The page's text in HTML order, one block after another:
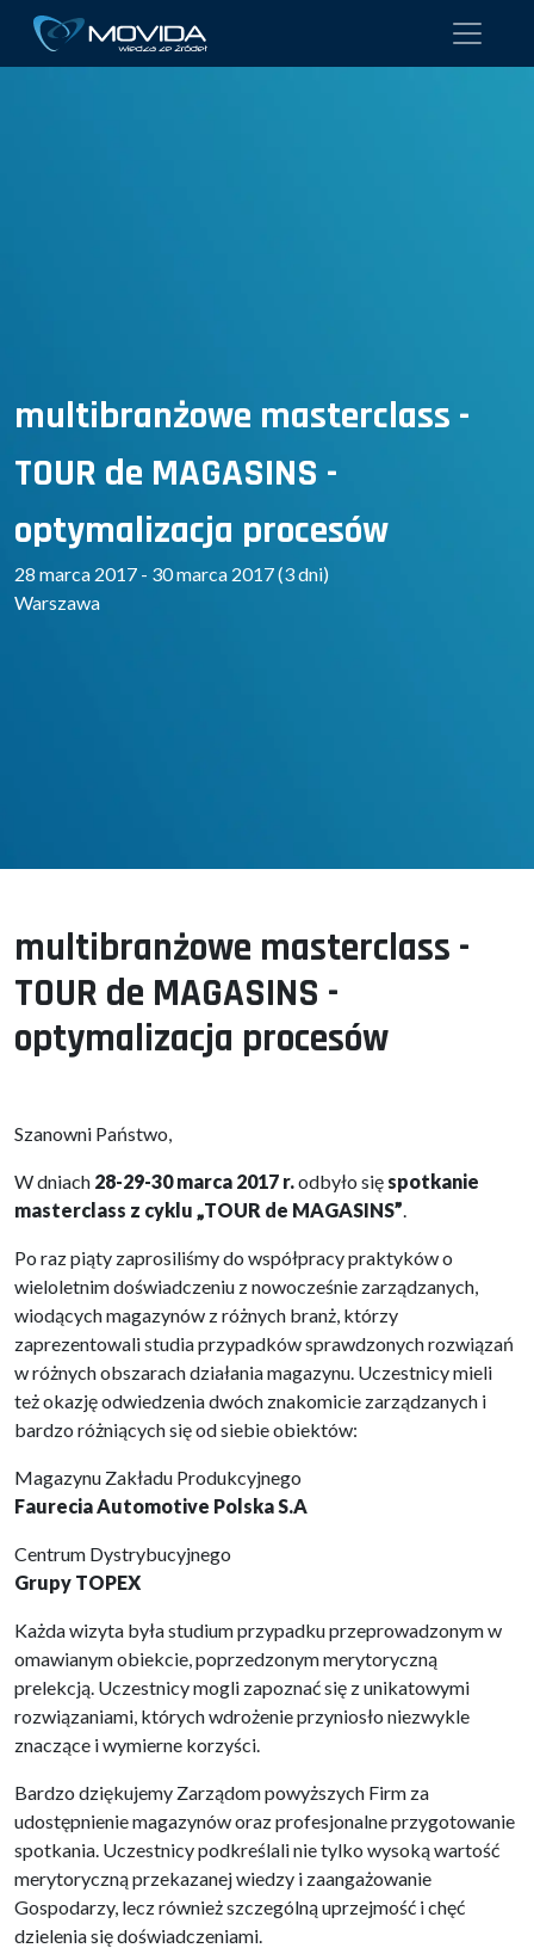
multibranżowe masterclass -
TOUR de MAGASINS -
optymalizacja procesów
28 marca 2017 - 30 marca 2017 (3 dni)
Warszawa
multibranżowe masterclass -
TOUR de MAGASINS -
optymalizacja procesów
Szanowni Państwo,
W dniach 28-29-30 marca 2017 r.odbyło się spotkanie
masterclass z cyklu „TOUR de MAGASINS”.
Po raz piąty zaprosiliśmy do współpracy praktyków o
wieloletnim doświadczeniu z nowocześnie zarządzanych,
wiodących magazynów z różnych branż, którzy
zaprezentowali studia przypadków sprawdzonych rozwiązań
w różnych obszarach działania magazynu. Uczestnicy mieli
też okazję odwiedzenia dwóch znakomicie zarządzanych i
bardzo różniących się od siebie obiektów:
Magazynu Zakładu Produkcyjnego
Faurecia Automotive Polska S.A
Centrum Dystrybucyjnego
Grupy TOPEX
Każda wizyta była studium przypadku przeprowadzonym w
omawianym obiekcie, poprzedzonym merytoryczną
prelekcją. Uczestnicy mogli zapoznać się z unikatowymi
rozwiązaniami, których wdrożenie przyniosło niezwykle
znaczące i wymierne korzyści.
Bardzo dziękujemy Zarządom powyższych Firm za
udostępnienie magazynów oraz profesjonalne przygotowanie
spotkania. Uczestnicy podkreślali nie tylko wysoką wartość
merytoryczną przekazanej wiedzy i zaangażowanie
Gospodarzy, lecz również szczególną uprzejmość i chęć
dzielenia się doświadczeniami.